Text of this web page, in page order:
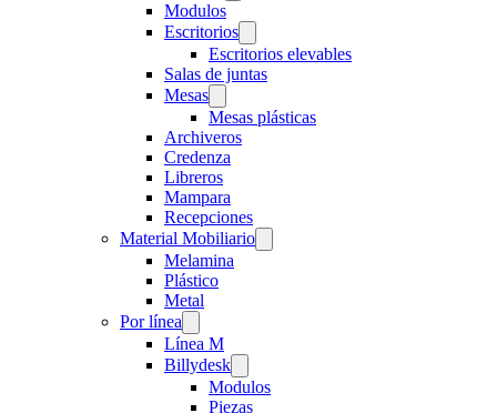
Modulos
Escritorios
Escritorios elevables
Salas de juntas
Mesas
Mesas plásticas
Archiveros
Credenza
Libreros
Mampara
Recepciones
Material Mobiliario
Melamina
Plástico
Metal
Por línea
Línea M
Billydesk
Modulos
Piezas